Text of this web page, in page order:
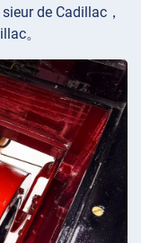
de Cadillac，
。